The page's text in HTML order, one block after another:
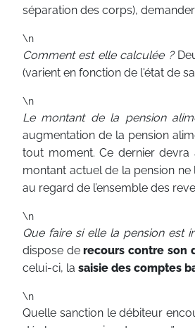
séparation des corps),
\n
Comment est elle calculée ?
(varient en fonction de l'état de
\n
Le montant de la pension
augmentation de la pension
tout moment. Ce dernier
montant actuel de la pension ne
au regard de l’ensemble des
\n
Que faire si elle la pension est
dispose derecours contre son
celui-ci, la saisie des comptes
\n
Quelle sanction le débiteur